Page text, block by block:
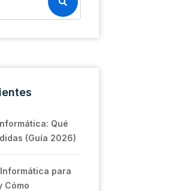
Qué
(Guía 2026)
para
Cómo